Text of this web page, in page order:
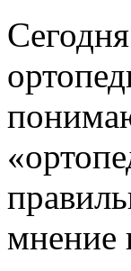
мнение